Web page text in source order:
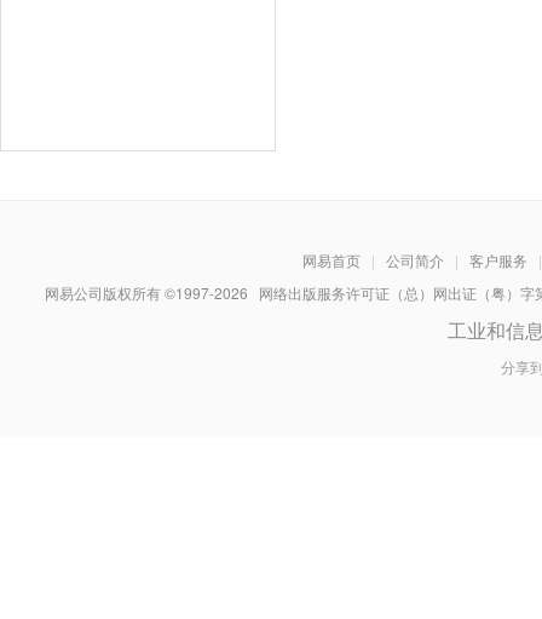
网易首页 | 公司简介 | 客户服务
|
网易公司版权所有 ©1997-2026 网络出版服务许可证（总）网出证（粤）
工业和信
分享